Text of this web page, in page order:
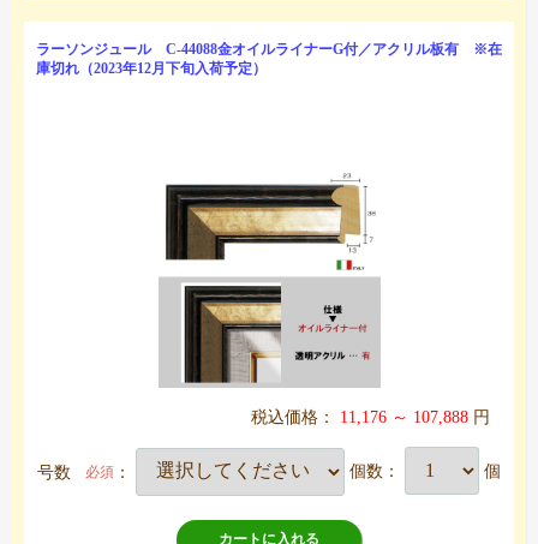
ラーソンジュール C-44088金オイルライナーG付／アクリル板有 ※在
庫切れ（2023年12月下旬入荷予定）
税込価格： 11,176 ～ 107,888 円
号数 必須 ： 個数： 個
カートに入れる